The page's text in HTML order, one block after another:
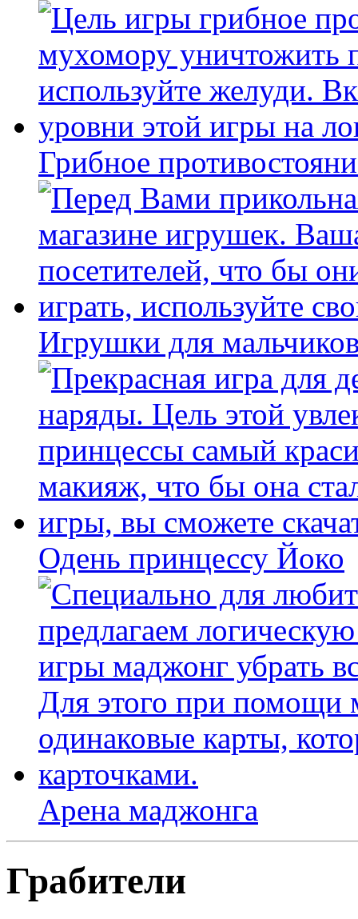
Грибное
Игрушки для
Одень принцессу Йоко
Арена маджонга
Грабители